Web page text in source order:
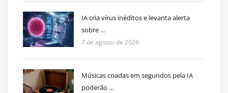
IA cria vírus inéditos e levanta alerta
sobre ...
7 de agosto de 2026
Músicas criadas em segundos pela IA
poderão ...